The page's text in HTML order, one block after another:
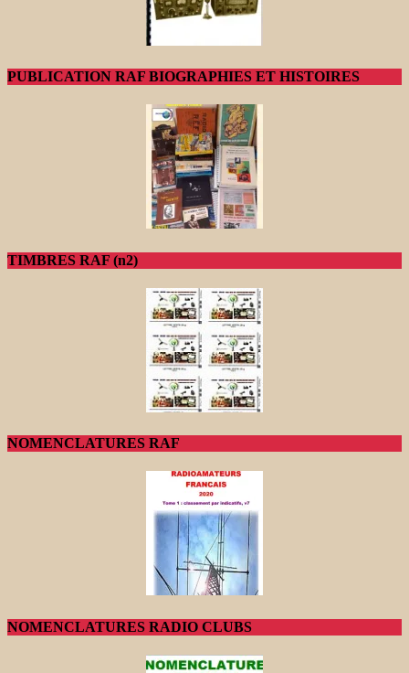
PUBLICATION RAF BIOGRAPHIES ET HISTOIRES
TIMBRES RAF (n2)
NOMENCLATURES RAF
NOMENCLATURES RADIO CLUBS